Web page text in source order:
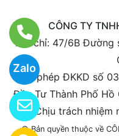
Zalo
CÔNG TY
Địa chỉ: 47/6B Đường
Giấy phép ĐKKD số
Đầu Tư Thành Phố
Chịu trách nhiệm
© Bản quyền thuộc về